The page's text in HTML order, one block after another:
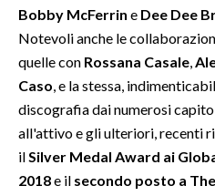
PUBBLICITÀ
SPIAGGE
STORE
Bobby McFerrin e Dee Dee
Notevoli anche le
quelle con Rossana Casale
Caso , e la stessa,
discografia dai numerosi
all'attivo e gli ulteriori, recenti
il Silver Medal Award ai
2018e il secondo posto a